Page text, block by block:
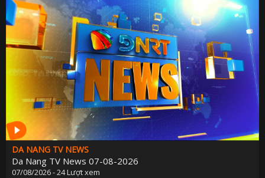
DA NANG TV NEWS
Da Nang TV News 07-08-2026
07/08/2026 - 24 Lượt xem